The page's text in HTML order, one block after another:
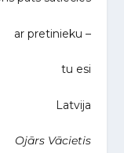
ar pretinieku –
tu esi
Latvija
Ojārs Vācietis